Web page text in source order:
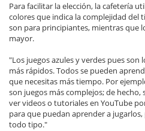
Para facilitar la elección, la cafetería
colores que indica la complejidad del
son para principiantes, mientras que
mayor.
"Los juegos azules y verdes pues son
más rápidos. Todos se pueden
que necesitas más tiempo. Por
son juegos más complejos; de
ver videos o tutoriales en YouTube
para que puedan aprender a
todo tipo."